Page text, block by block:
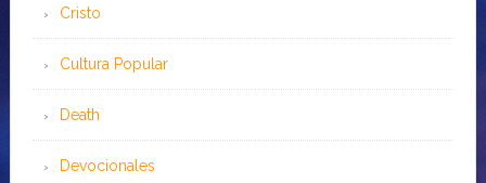
Cristo
Cultura Popular
Death
Devocionales